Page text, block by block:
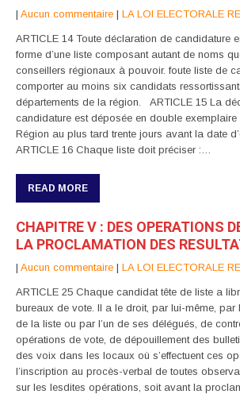
| Aucun commentaire | LA LOI ELECTORALE
ARTICLE 14 Toute déclaration de candidature
forme d’une liste composant autant de noms
conseillers régionaux à pouvoir. foute liste de
comporter au moins six candidats
départements de la région. ARTICLE 15 La
candidature est déposée en double
Région au plus tard trente jours avant la date
ARTICLE 16 Chaque liste doit préciser :…
READ MORE
CHAPITRE V : DES OPERATIONS
LA PROCLAMATION DES
| Aucun commentaire | LA LOI ELECTORALE
ARTICLE 25 Chaque candidat tête de liste a
bureaux de vote. Il a le droit, par lui-même, par
de la liste ou par l’un de ses délégués, de
opérations de vote, de dépouillement des
des voix dans les locaux où s’effectuent ces
l’inscription au procès-verbal de toutes
sur les lesdites opérations, soit avant la